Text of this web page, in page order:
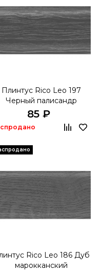
Плинтус Rico Leo 197
Черный палисандр
85 ₽
Rico Leo 186 Дуб
марокканский